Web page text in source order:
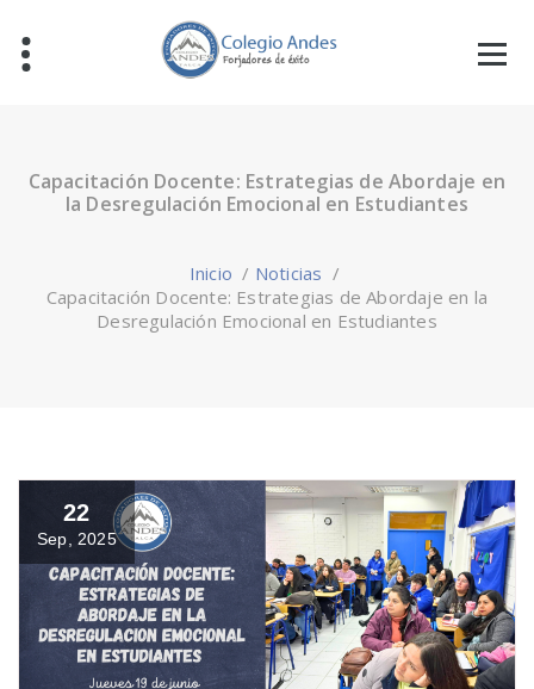
Capacitación Docente: Estrategias de Abordaje en
la Desregulación Emocional en Estudiantes
Inicio / Noticias /
Capacitación Docente: Estrategias de Abordaje en la
Desregulación Emocional en Estudiantes
22
Sep, 2025